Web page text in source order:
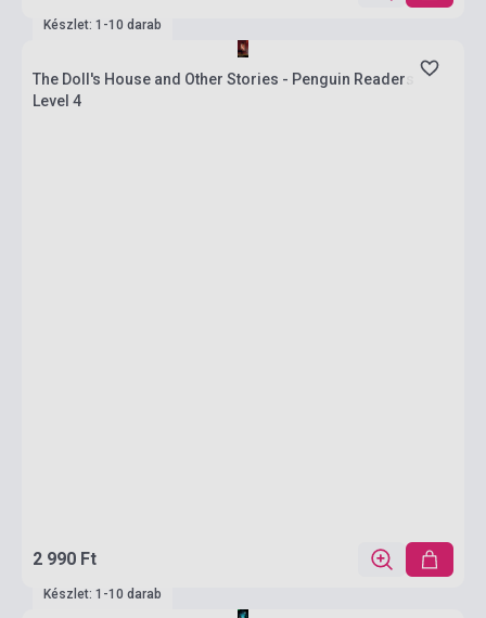
Készlet: 1-10 darab
The Doll's House and Other Stories - Penguin Readers
Level 4
2 990 Ft
Készlet: 1-10 darab